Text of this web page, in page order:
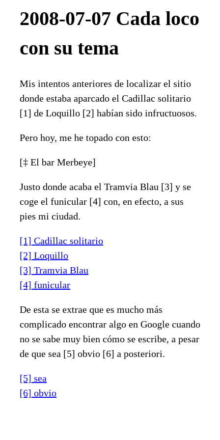
2008-07-07 Cada loco
con su tema
Mis intentos anteriores de localizar el sitio
donde estaba aparcado el Cadillac solitario
[1] de Loquillo [2] habían sido infructuosos.
Pero hoy, me he topado con esto:
[‡ El bar Merbeye]
Justo donde acaba el Tramvia Blau [3] y se
coge el funicular [4] con, en efecto, a sus
pies mi ciudad.
[1] Cadillac solitario
[2] Loquillo
[3] Tramvia Blau
[4] funicular
De esta se extrae que es mucho más
complicado encontrar algo en Google cuando
no se sabe muy bien cómo se escribe, a pesar
de que sea [5] obvio [6] a posteriori.
[5] sea
[6] obvio